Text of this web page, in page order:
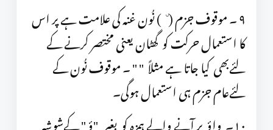
٩ ۔ موقوف جزم ( ٘ ) نُون غنہ کی علامت ہے پر اس
کا استعمال حرکت کو گھٹان یعنی مختصر کرنے کے
لئےبھی کیا جاتا ہے مثلاً " " ۔ موقوف نُون کے
لئےعام جزم ہی استعمال ہوگی۔
١٠۔ واؤ پر آنے والے ہمزہ کو بغیر "ؤ " کےشوشہ